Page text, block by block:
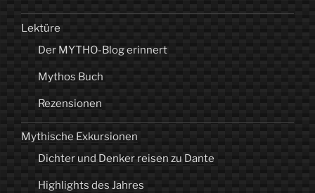
Lektüre
Der MYTHO-Blog erinnert
Mythos Buch
Rezensionen
Mythische Exkursionen
Dichter und Denker reisen zu Dante
Highlights des Jahres